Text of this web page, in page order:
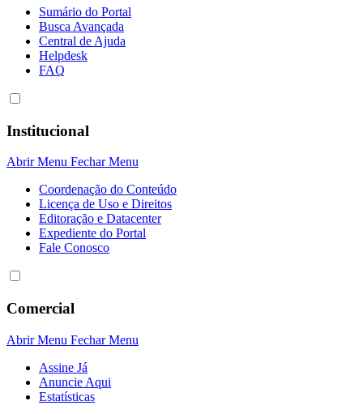
Sumário do Portal
Busca Avançada
Central de Ajuda
Helpdesk
FAQ
Institucional
Abrir Menu Fechar Menu
Coordenação do Conteúdo
Licença de Uso e Direitos
Editoração e Datacenter
Expediente do Portal
Fale Conosco
Comercial
Abrir Menu Fechar Menu
Assine Já
Anuncie Aqui
Estatísticas